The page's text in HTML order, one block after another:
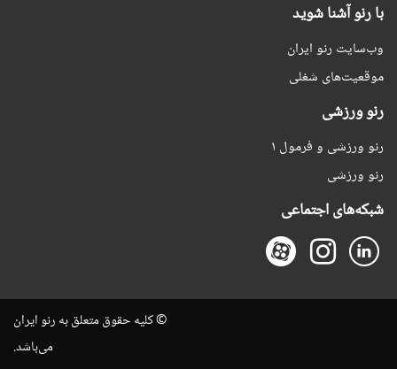
با رنو آشنا شوید
وب‌سایت رنو ایران
موقعیت‌های شغلی
رنو ورزشی
رنو ورزشی و فرمول ۱
رنو ورزشی
شبکه‌های اجتماعی
© کلیه حقوق متعلق به رنو ایران
می‌باشد.